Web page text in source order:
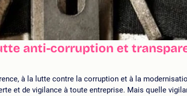
anti-corruption et
à la lutte contre la corruption et à la
et de vigilance à toute entreprise. Mais quelle